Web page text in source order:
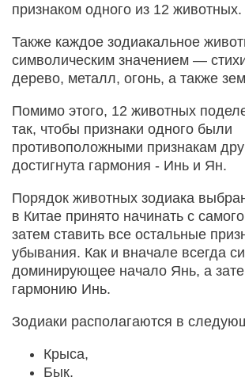
признаком одного из 12 животных.
Также каждое зодиакальное
символическим значением —
дерево, металл, огонь, а также
Помимо этого, 12 животных
так, чтобы признаки одного были
противоположными признакам
достигнута гармония - Инь и Ян.
Порядок животных зодиака
в Китае принято начинать с
затем ставить все остальные
убывания. Как и вначале всегда
доминирующее начало Янь, а
гармонию Инь.
Зодиаки располагаются в
Крыса,
Бык,